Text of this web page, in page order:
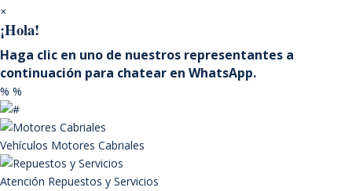
×
¡Hola!
Haga clic en uno de nuestros representantes a
continuación para chatear en WhatsApp.
% %
Vehículos Motores Cabriales
Atención Repuestos y Servicios